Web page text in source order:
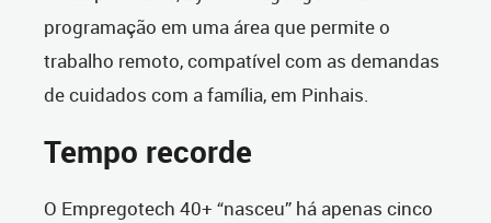
programação em uma área que permite o
trabalho remoto, compatível com as demandas
de cuidados com a família, em Pinhais.
Tempo recorde
O Empregotech 40+ “nasceu” há apenas cinco